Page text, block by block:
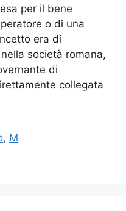
per il bene
o di una
era di
società romana,
di
collegata
, M